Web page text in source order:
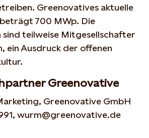
Greenovatives aktuelle
700 MWp. Die
teilweise Mitgesellschafter
ein Ausdruck der offenen
Greenovative
Greenovative GmbH
991, wurm@greenovative.de